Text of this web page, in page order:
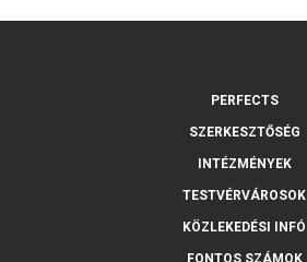
PERFECTS
SZERKESZTŐSÉG
INTÉZMÉNYEK
TESTVÉRVÁROSOK
KÖZLEKEDÉSI INFÓ
FONTOS SZÁMOK